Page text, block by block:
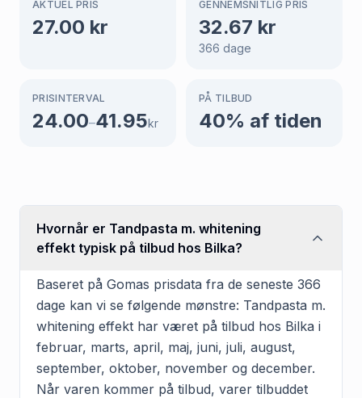
AKTUEL PRIS
27.00 kr
GENNEMSNITLIG PRIS
32.67 kr
366 dage
PRISINTERVAL
24.00–41.95kr
PÅ TILBUD
40% af tiden
Hvornår er Tandpasta m. whitening
effekt typisk på tilbud hos Bilka?
Baseret på Gomas prisdata fra de seneste 366
dage kan vi se følgende mønstre: Tandpasta m.
whitening effekt har været på tilbud hos Bilka i
februar, marts, april, maj, juni, juli, august,
september, oktober, november og december.
Når varen kommer på tilbud, varer tilbuddet